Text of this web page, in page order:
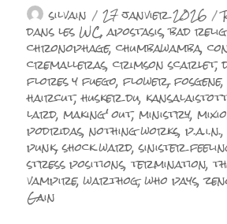
Auteur
silvain Publié
le
27 janvier 2026
dans les WC,apostasis,bad
chronophage,chumbawamba,
cremalleras,crimson scarlet,
flores y fuego,flower,fosgene
haircut,husker du,
lard,making' out,ministry,
podridas,nothing works,p.a.i.n.
punk,shock ward,sinister
stress positions,termination,
vampire,warthog,who pays,
Gain